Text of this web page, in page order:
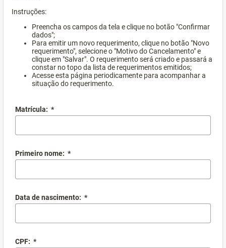
Instruções:
Preencha os campos da tela e clique no botão "Confirmar
dados";
Para emitir um novo requerimento, clique no botão "Novo
requerimento", selecione o "Motivo do Cancelamento" e
clique em "Salvar". O requerimento será criado e passará a
constar no topo da lista de requerimentos emitidos;
Acesse esta página periodicamente para acompanhar a
situação do requerimento.
Matrícula: *
Primeiro nome: *
Data de nascimento: *
CPF: *